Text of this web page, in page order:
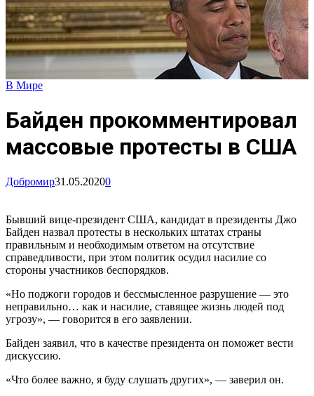
В Мире
Байден прокомментировал
массовые протесты в США
Добромир31.05.20200
Бывший вице-президент США, кандидат в президенты Джо
Байден назвал протесты в нескольких штатах страны
правильным и необходимым ответом на отсутствие
справедливости, при этом политик осудил насилие со
стороны участников беспорядков.
«Но поджоги городов и бессмысленное разрушение — это
неправильно… как и насилие, ставящее жизнь людей под
угрозу», — говорится в его заявлении.
Байден заявил, что в качестве президента он поможет вести
дискуссию.
«Что более важно, я буду слушать других», — заверил он.